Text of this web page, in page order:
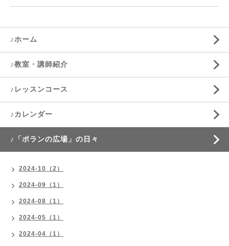
♪ホーム
♪教室・講師紹介
♪レッスンコース
♪カレンダー
♪「ポランの広場」の日々
2024-10（2）
2024-09（1）
2024-08（1）
2024-05（1）
2024-04（1）